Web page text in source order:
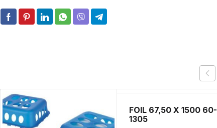
FOIL 67,50 X 1500 60-
1305